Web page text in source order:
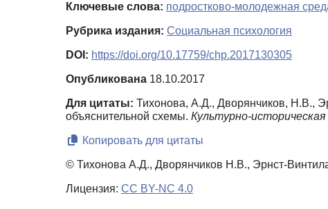
Ключевые слова: подростково-молодежная
Рубрика издания: Социальная психология
DOI: https://doi.org/10.17759/chp.2017130305
Опубликована 18.10.2017
Для цитаты: Тихонова, А.Д., Дворянчиков, Н.В.,
объяснительной схемы. Культурно-историческая
Копировать для цитаты
© Тихонова А.Д., Дворянчиков Н.В., Эрнст-
Лицензия: CC BY-NC 4.0